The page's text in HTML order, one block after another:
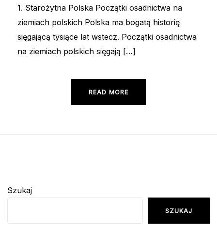
1. Starożytna Polska Początki osadnictwa na
ziemiach polskich Polska ma bogatą historię
sięgającą tysiące lat wstecz. Początki osadnictwa
na ziemiach polskich sięgają […]
READ MORE
Szukaj
SZUKAJ